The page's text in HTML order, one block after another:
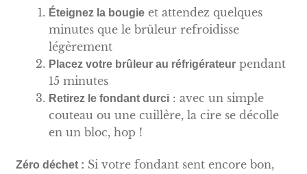
Éteignez la bougieet attendez quelques
minutes que le brûleur refroidisse
légèrement
Placez votre brûleur au réfrigérateurpendant
15 minutes
Retirez le fondant durci: avec un simple
couteau ou une cuillère, la cire se décolle
en un bloc, hop !
Zéro déchet : Si votre fondant sent encore bon,